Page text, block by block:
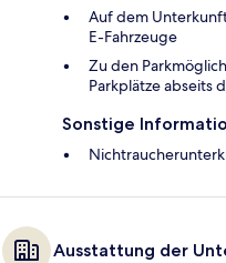
Auf dem
E-Fahrzeuge
Zu den
Parkplätze abseits
Sonstige
Ausstattung der